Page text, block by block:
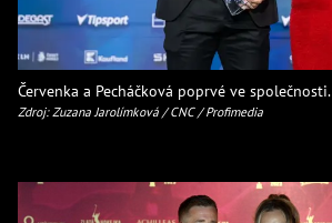
Červenka a Pecháčková poprvé ve společnosti.
Zdroj: Zuzana Jarolímková / CNC / Profimedia